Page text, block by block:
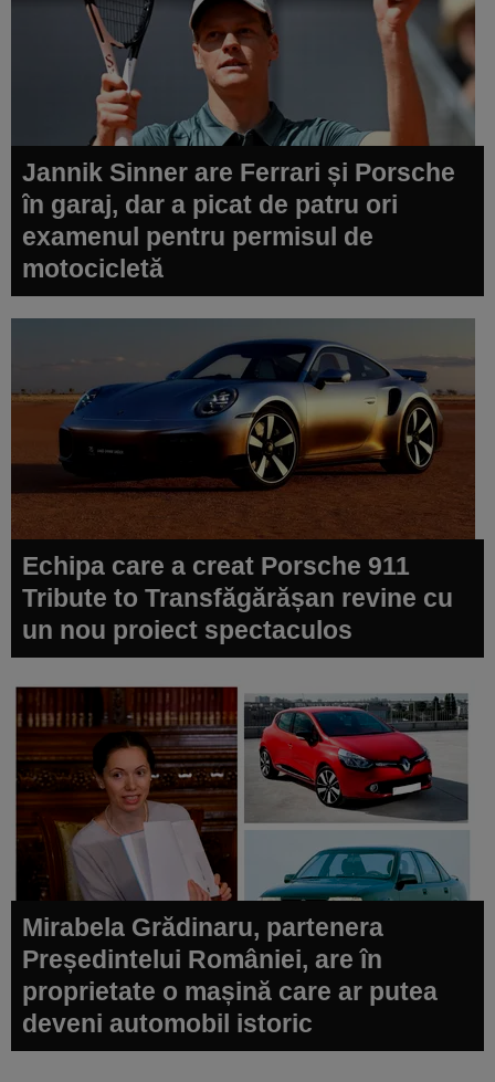
Jannik Sinner are Ferrari și Porsche
în garaj, dar a picat de patru ori
examenul pentru permisul de
motocicletă
Echipa care a creat Porsche 911
Tribute to Transfăgărășan revine cu
un nou proiect spectaculos
Mirabela Grădinaru, partenera
Președintelui României, are în
proprietate o mașină care ar putea
deveni automobil istoric